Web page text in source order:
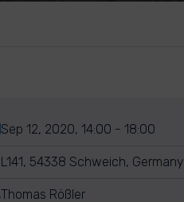
Sep 12, 2020, 14:00 - 18:00
L141, 54338 Schweich, Germany
Thomas Rößler